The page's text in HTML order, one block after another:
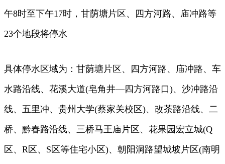
午8时至下午17时，甘荫塘片区、四方河路、庙冲路等
23个地段将停水
具体停水区域为：甘荫塘片区、四方河路、庙冲路、车
水路沿线、花溪大道(皂角井—四方河路口)、沙冲路沿
线、五里冲、贵州大学(蔡家关校区)、改茶路沿线、二
桥、黔春路沿线、三桥马王庙片区、花果园宏立城(Q
区、R区、S区等住宅小区)、朝阳洞路望城坡片区(南明